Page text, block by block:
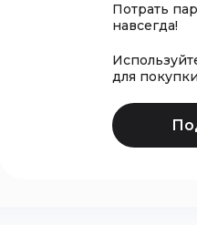
Потрать
навсегда!
для